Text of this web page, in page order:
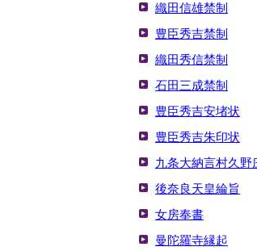
織田信雄禁制
豊臣秀吉禁制
織田秀信禁制
石田三成禁制
豊臣秀吉安堵状
豊臣秀吉朱印状
九条大納言村久野
後奈良天皇綸旨
女房奉書
曼陀羅寺縁起